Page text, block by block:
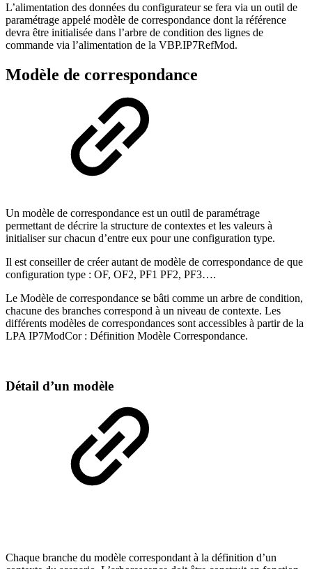
L’alimentation des données du configurateur se fera via un outil de
paramétrage appelé modèle de correspondance dont la référence
devra être initialisée dans l’arbre de condition des lignes de
commande via l’alimentation de la VBP.IP7RefMod.
Modèle de correspondance
Un modèle de correspondance est un outil de paramétrage
permettant de décrire la structure de contextes et les valeurs à
initialiser sur chacun d’entre eux pour une configuration type.
Il est conseiller de créer autant de modèle de correspondance de que
configuration type : OF, OF2, PF1 PF2, PF3….
Le Modèle de correspondance se bâti comme un arbre de condition,
chacune des branches correspond à un niveau de contexte. Les
différents modèles de correspondances sont accessibles à partir de la
LPA IP7ModCor : Définition Modèle Correspondance.
Détail d’un modèle
Chaque branche du modèle correspondant à la définition d’un